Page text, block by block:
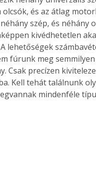
olcsók, és az átlag
szép, és néhány
kivédhetetlen
lehetőségek
fúrunk meg
Csak precízen
Kell tehát találnunk
mindenféle